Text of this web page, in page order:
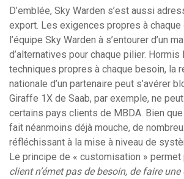
D’emblée, Sky Warden s’est aussi
export. Les exigences propres à
l’équipe Sky Warden à s’entourer d’un
d’alternatives pour chaque pilier.
techniques propres à chaque besoin, la
nationale d’un partenaire peut s’avérer
Giraffe 1X de Saab, par exemple, ne
certains pays clients de MBDA. Bien que
fait néanmoins déjà mouche, de
réfléchissant à la mise à niveau de
Le principe de « customisation » permet
client n’émet pas de besoin, de faire